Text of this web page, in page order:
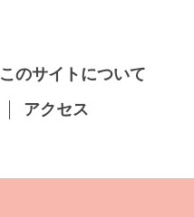
このサイトについて
アクセス